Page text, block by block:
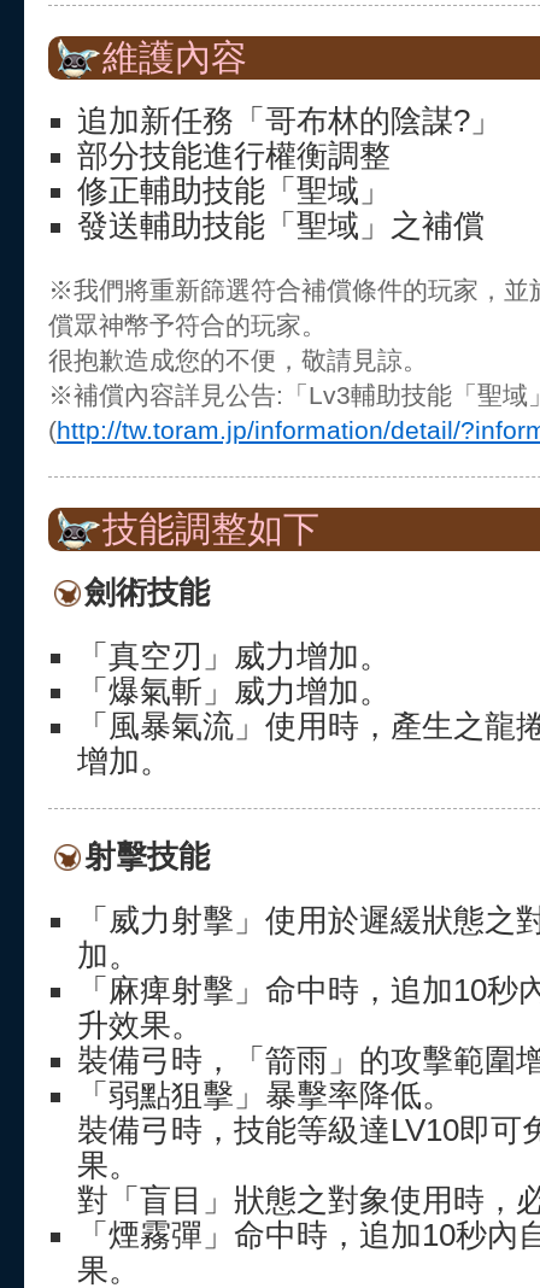
維護內容
追加新任務「哥布林的陰謀?」
部分技能進行權衡調整
修正輔助技能「聖域」
發送輔助技能「聖域」之補償
※我們將重新篩選符合補償條件的玩家，並
償眾神幣予符合的玩家。
很抱歉造成您的不便，敬請見諒。
※補償內容詳見公告:「Lv3輔助技能「聖域
(http://tw.toram.jp/information/detail/
技能調整如下
劍術技能
「真空刃」威力增加。
「爆氣斬」威力增加。
「風暴氣流」使用時，產生之龍
增加。
射擊技能
「威力射擊」使用於遲緩狀態之
加。
「麻痺射擊」命中時，追加10秒
升效果。
裝備弓時，「箭雨」的攻擊範圍
「弱點狙擊」暴擊率降低。
裝備弓時，技能等級達LV10即可
果。
對「盲目」狀態之對象使用時，
「煙霧彈」命中時，追加10秒內
果。